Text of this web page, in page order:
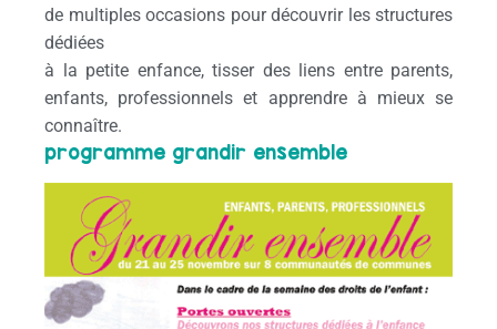
de multiples occasions pour découvrir les structures
dédiées
à la petite enfance, tisser des liens entre parents,
enfants, professionnels et apprendre à mieux se
connaître.
programme grandir ensemble